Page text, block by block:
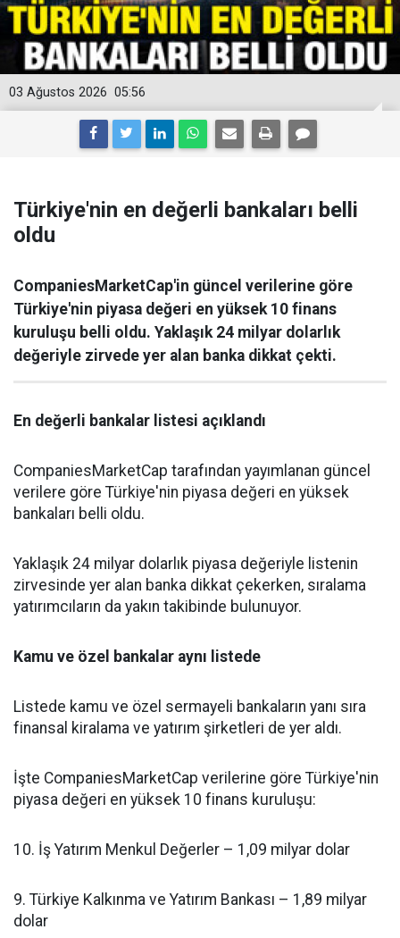
05:56
03 Ağustos 2026
Türkiye'nin en değerli bankaları belli
oldu
CompaniesMarketCap'in güncel verilerine göre
Türkiye'nin piyasa değeri en yüksek 10 finans
kuruluşu belli oldu. Yaklaşık 24 milyar dolarlık
değeriyle zirvede yer alan banka dikkat çekti.
En değerli bankalar listesi açıklandı
CompaniesMarketCap tarafından yayımlanan güncel
verilere göre Türkiye'nin piyasa değeri en yüksek
bankaları belli oldu.
Yaklaşık 24 milyar dolarlık piyasa değeriyle listenin
zirvesinde yer alan banka dikkat çekerken, sıralama
yatırımcıların da yakın takibinde bulunuyor.
Kamu ve özel bankalar aynı listede
Listede kamu ve özel sermayeli bankaların yanı sıra
finansal kiralama ve yatırım şirketleri de yer aldı.
İşte CompaniesMarketCap verilerine göre Türkiye'nin
piyasa değeri en yüksek 10 finans kuruluşu:
10. İş Yatırım Menkul Değerler – 1,09 milyar dolar
9. Türkiye Kalkınma ve Yatırım Bankası – 1,89 milyar
dolar